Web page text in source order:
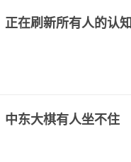
在刷新所有人的认知
中东大棋有人坐不住